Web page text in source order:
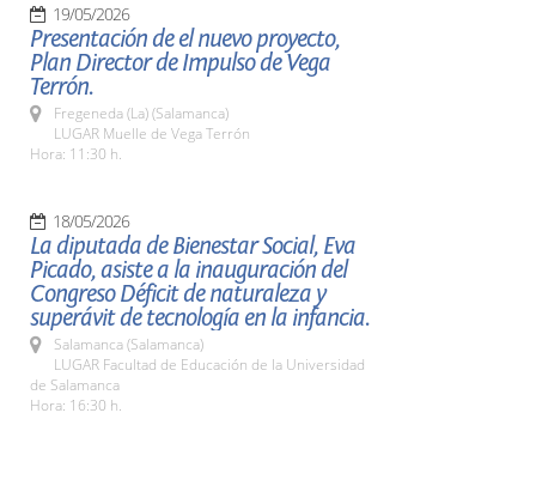
19/05/2026
Presentación de el nuevo proyecto,
Plan Director de Impulso de Vega
Terrón.
Fregeneda (La) (Salamanca)
LUGAR Muelle de Vega Terrón
Hora: 11:30 h.
18/05/2026
La diputada de Bienestar Social, Eva
Picado, asiste a la inauguración del
Congreso Déficit de naturaleza y
superávit de tecnología en la infancia.
Salamanca (Salamanca)
LUGAR Facultad de Educación de la Universidad
de Salamanca
Hora: 16:30 h.